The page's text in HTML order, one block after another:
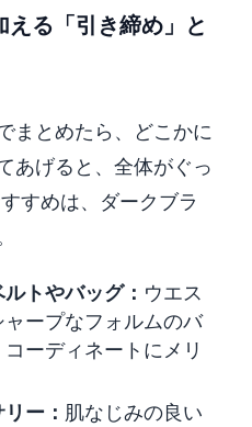
る「引き締め」と
まとめたら、どこかに
あげると、全体がぐっ
すめは、ダークブラ
トやバッグ： ウエス
ャープなフォルムのバ
ーディネートにメリ
ー： 肌なじみの良い